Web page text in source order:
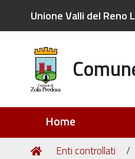
Unione Valli del Reno
Home
Tu
Home
Enti controllati